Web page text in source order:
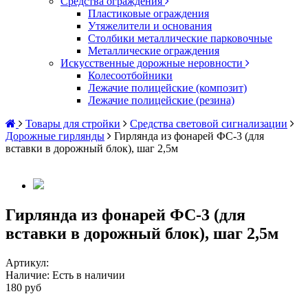
Пластиковые ограждения
Утяжелители и основания
Столбики металлические парковочные
Металлические ограждения
Искусственные дорожные неровности
Колесоотбойники
Лежачие полицейские (композит)
Лежачие полицейские (резина)
Товары для стройки
Средства световой сигнализации
Дорожные гирлянды
Гирлянда из фонарей ФС-3 (для
вставки в дорожный блок), шаг 2,5м
Гирлянда из фонарей ФС-3 (для
вставки в дорожный блок), шаг 2,5м
Артикул:
Наличие: Есть в наличии
180 руб